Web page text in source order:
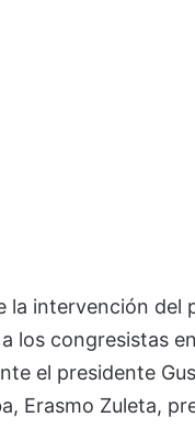
la intervención del
los congresistas
el presidente
Erasmo Zuleta,